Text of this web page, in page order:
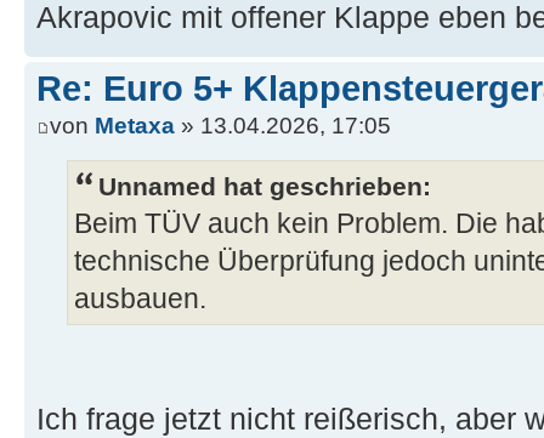
Akrapovic mit offener Klappe eben
Re: Euro 5+
von Metaxa » 13.04.2026, 17:05
Unnamed hat geschrieben:
Beim TÜV auch kein Problem. Die
technische Überprüfung jedoch
ausbauen.
Ich frage jetzt nicht reißerisch, aber